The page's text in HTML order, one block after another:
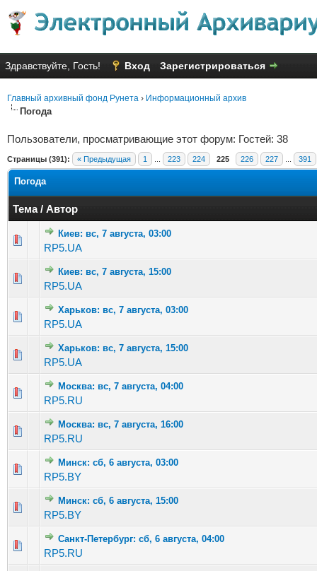
Здравствуйте, Гость! Вход Зарегистрироваться
Главный архивный фонд Рунета › Информационный архив
Погода
Пользователи, просматривающие этот форум: Гостей: 38
Страницы (391): « Предыдущая 1 223 224 225 226 227 391
Погода
Тема/ Автор
Киев: вс, 7 августа, 03:00
RP5.UA
Голосов: 2 - Средняя оценка: 2 из 5
12345
Киев: вс, 7 августа, 15:00
RP5.UA
Голосов: 5 - Средняя оценка: 2.4 из 5
12345
Харьков: вс, 7 августа, 03:00
RP5.UA
Голосов: 5 - Средняя оценка: 3.2 из 5
123 45
Харьков: вс, 7 августа, 15:00
RP5.UA
Голосов: 7 - Средняя оценка: 3 из 5
123 45
Москва: вс, 7 августа, 04:00
RP5.RU
Голосов: 2 - Средняя оценка: 2 из 5
1 2 345
Москва: вс, 7 августа, 16:00
RP5.RU
Голосов: 1 - Средняя оценка: 3 из 5
1 2 345
Минск: сб, 6 августа, 03:00
RP5.BY
Голосов: 3 - Средняя оценка: 1.67 из 5
1 2345
Минск: сб, 6 августа, 15:00
RP5.BY
Голосов: 1 - Средняя оценка: 1 из 5
1 2345
Санкт-Петербург: сб, 6 августа, 04:00
RP5.RU
Голосов: 1 - Средняя оценка: 1 из 5
1234 5